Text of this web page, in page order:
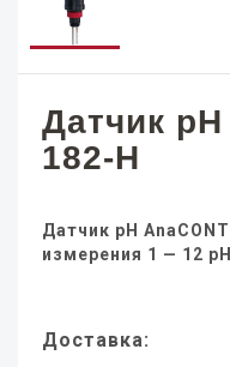
Датчик
182-H
Датчик pH
измерения 1 — 12
Доставка: